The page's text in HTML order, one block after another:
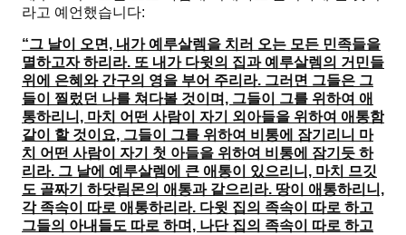
라고 예언했습니다:
“그 날이 오면, 내가 예루살렘을 치러 오는 모든 민족들을
멸하고자 하리라. 또 내가 다윗의 집과 예루살렘의 거민들
위에 은혜와 간구의 영을 부어 주리라. 그러면 그들은 그
들이 찔렀던 나를 쳐다볼 것이며, 그들이 그를 위하여 애
통하리니, 마치 어떤 사람이 자기 외아들을 위하여 애통함
같이 할 것이요, 그들이 그를 위하여 비통에 잠기리니 마
치 어떤 사람이 자기 첫 아들을 위하여 비통에 잠기듯 하
리라. 그 날에 예루살렘에 큰 애통이 있으리니, 마치 므깃
도 골짜기 하닷림몬의 애통과 같으리라. 땅이 애통하리니,
각 족속이 따로 애통하리라. 다윗 집의 족속이 따로 하고
그들의 아내들도 따로 하며, 나단 집의 족속이 따로 하고